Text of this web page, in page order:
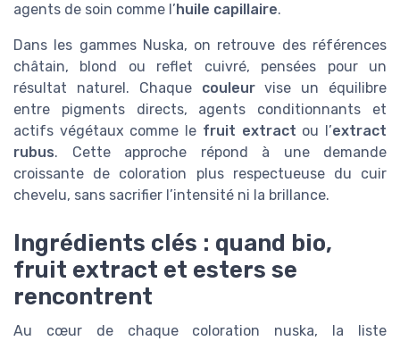
agents de soin comme l’ huile capillaire.
Dans les gammes Nuska, on retrouve des références
châtain, blond ou reflet cuivré, pensées pour un
résultat naturel. Chaque couleurvise un équilibre
entre pigments directs, agents conditionnants et
actifs végétaux comme le fruit extract ou l’extract
rubus. Cette approche répond à une demande
croissante de coloration plus respectueuse du cuir
chevelu, sans sacrifier l’intensité ni la brillance.
Ingrédients clés : quand bio,
fruit extract et esters se
rencontrent
Au cœur de chaque coloration nuska, la liste